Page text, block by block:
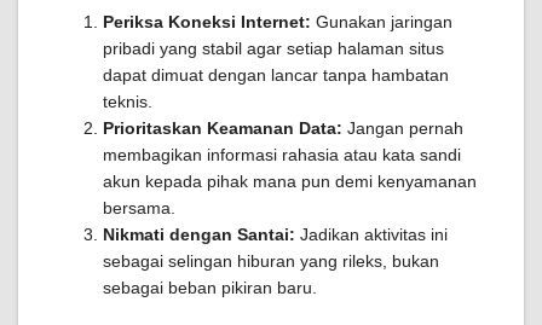
Periksa Koneksi Internet: Gunakan jaringan
pribadi yang stabil agar setiap halaman situs
dapat dimuat dengan lancar tanpa hambatan
teknis.
Prioritaskan Keamanan Data: Jangan pernah
membagikan informasi rahasia atau kata sandi
akun kepada pihak mana pun demi kenyamanan
bersama.
Nikmati dengan Santai: Jadikan aktivitas ini
sebagai selingan hiburan yang rileks, bukan
sebagai beban pikiran baru.